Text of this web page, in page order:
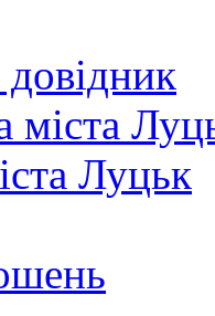
міста
Луцьк